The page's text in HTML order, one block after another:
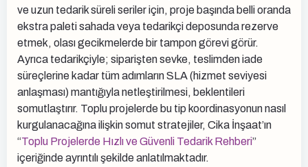
ve uzun tedarik süreli seriler için, proje başında belli oranda
ekstra paleti sahada veya tedarikçi deposunda rezerve
etmek, olası gecikmelerde bir tampon görevi görür.
Ayrıca tedarikçiyle; siparişten sevke, teslimden iade
süreçlerine kadar tüm adımların SLA (hizmet seviyesi
anlaşması) mantığıyla netleştirilmesi, beklentileri
somutlaştırır. Toplu projelerde bu tip koordinasyonun nasıl
kurgulanacağına ilişkin somut stratejiler, Cika İnşaat’ın
“Toplu Projelerde Hızlı ve Güvenli Tedarik Rehberi”
içeriğinde ayrıntılı şekilde anlatılmaktadır.